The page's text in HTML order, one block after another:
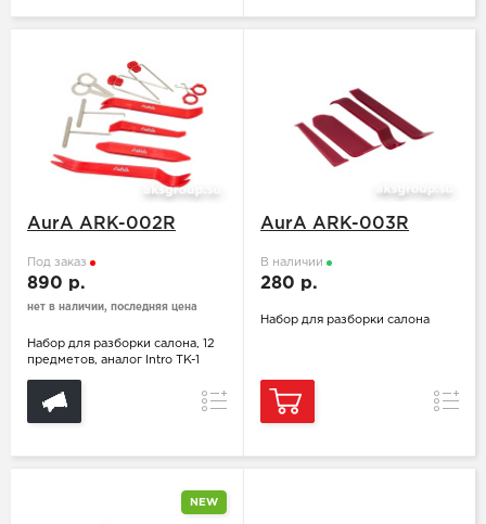
AurA ARK-002R
Под заказ
890 р.
нет в наличии, последняя цена
Набор для разборки салона, 12
предметов, аналог Intro TK-1
Сравнение
AurA ARK-003R
В наличии
280 р.
Набор для разборки салона
NEW